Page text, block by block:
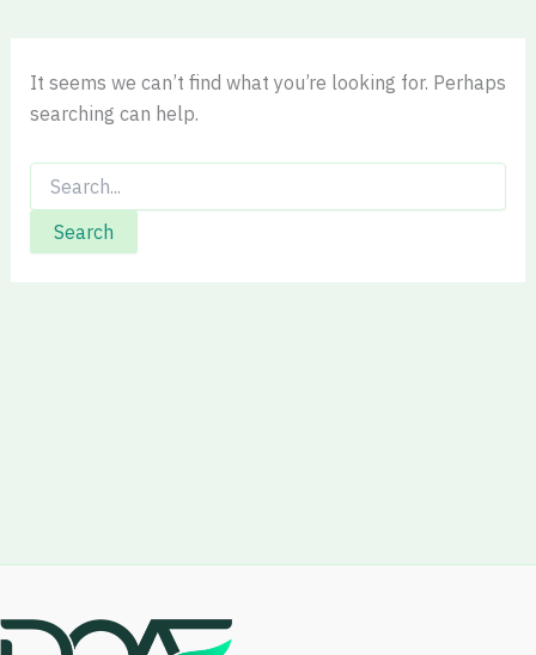
It seems we can’t find what you’re looking for. Perhaps
searching can help.
for: